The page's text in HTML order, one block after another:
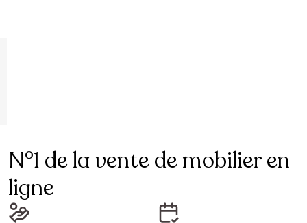
N°1 de la vente de mobilier en
ligne